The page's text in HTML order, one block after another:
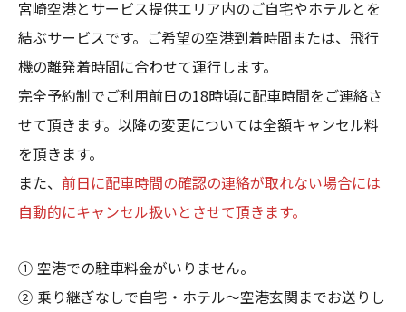
宮崎空港とサービス提供エリア内のご自宅やホテルとを
結ぶサービスです。ご希望の空港到着時間または、飛行
機の離発着時間に合わせて運行します。
完全予約制でご利用前日の18時頃に配車時間をご連絡さ
せて頂きます。以降の変更については全額キャンセル料
を頂きます。
また、 前日に配車時間の確認の連絡が取れない場合には
自動的にキャンセル扱いとさせて頂きます。
空港での駐車料金がいりません。
乗り継ぎなしで自宅・ホテル～空港玄関までお送りし